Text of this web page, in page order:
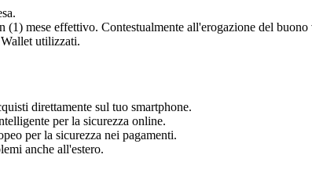
(1) mese effettivo. Contestualmente all'erogazione del
utilizzati.
direttamente sul tuo smartphone.
per la sicurezza online.
per la sicurezza nei pagamenti.
anche all'estero.